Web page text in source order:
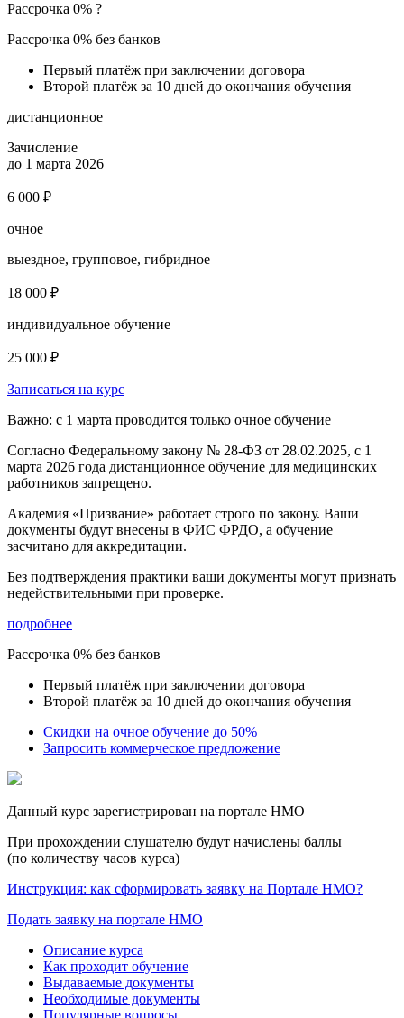
Рассрочка 0% ?
Рассрочка 0% без банков
Первый платёж при заключении договора
Второй платёж за 10 дней до окончания обучения
дистанционное
Зачисление
до 1 марта 2026
6 000 ₽
очное
выездное, групповое, гибридное
18 000 ₽
индивидуальное обучение
25 000 ₽
Записаться на курс
Важно: с 1 марта проводится только очное обучение
Согласно Федеральному закону № 28-ФЗ от 28.02.2025, с 1
марта 2026 года дистанционное обучение для медицинских
работников запрещено.
Академия «Призвание» работает строго по закону. Ваши
документы будут внесены в ФИС ФРДО, а обучение
засчитано для аккредитации.
Без подтверждения практики ваши документы могут признать
недействительными при проверке.
подробнее
Рассрочка 0% без банков
Первый платёж при заключении договора
Второй платёж за 10 дней до окончания обучения
Скидки на очное обучение до 50%
Запросить коммерческое предложение
Данный курс зарегистрирован на портале НМО
При прохождении слушателю будут начислены баллы
(по количеству часов курса)
Инструкция: как сформировать заявку на Портале НМО?
Подать заявку на портале НМО
Описание курса
Как проходит обучение
Выдаваемые документы
Необходимые документы